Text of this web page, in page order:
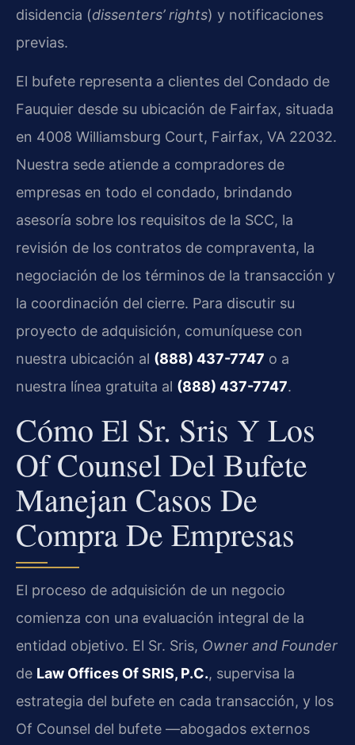
disidencia (dissenters’ rights) y notificaciones
previas.
El bufete representa a clientes del Condado de
Fauquier desde su ubicación de Fairfax, situada
en 4008 Williamsburg Court, Fairfax, VA 22032.
Nuestra sede atiende a compradores de
empresas en todo el condado, brindando
asesoría sobre los requisitos de la SCC, la
revisión de los contratos de compraventa, la
negociación de los términos de la transacción y
la coordinación del cierre. Para discutir su
proyecto de adquisición, comuníquese con
nuestra ubicación al (888) 437-7747 o a
nuestra línea gratuita al (888) 437-7747.
Cómo El Sr. Sris Y Los
Of Counsel Del Bufete
Manejan Casos De
Compra De Empresas
El proceso de adquisición de un negocio
comienza con una evaluación integral de la
entidad objetivo. El Sr. Sris, Owner and Founder
de Law Offices Of SRIS, P.C., supervisa la
estrategia del bufete en cada transacción, y los
Of Counsel del bufete —abogados externos